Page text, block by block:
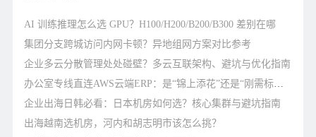
AI 训练推理怎么选 GPU？H100/H200/B200/B300 差别在哪
集团分支跨城访问内网卡顿？异地组网方案对比参考
企业多云分散管理处处碰壁？多云互联架构、避坑与优化指南
办公室专线直连AWS云端ERP：是“锦上添花”还是“刚需标配”？
企业出海日韩必看：日本机房如何选？核心集群与避坑指南
出海越南选机房，河内和胡志明市该怎么挑？